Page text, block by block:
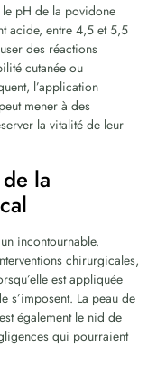
le pH de la povidone
acide, entre 4,5 et 5,5
des réactions
cutanée ou
l’application
mener à des
la vitalité de leur
la
incontournable.
chirurgicales,
est appliquée
s’imposent. La peau de
également le nid de
qui pourraient